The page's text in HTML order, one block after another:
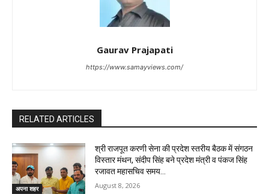
Gaurav Prajapati
https://www.samayviews.com/
RELATED ARTICLES
अपना शहर
श्री राजपूत करणी सेना की प्रदेश स्तरीय बैठक में संगठन
विस्तार मंथन, संदीप सिंह बने प्रदेश मंत्री व पंकज सिंह
रजावत महासचिव समय...
August 8, 2026